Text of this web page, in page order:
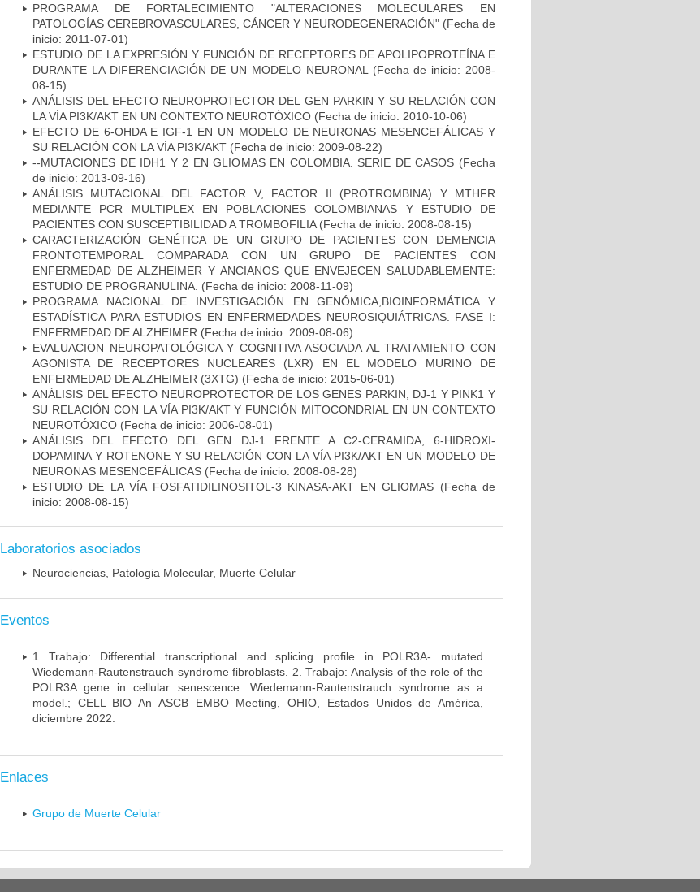
PROGRAMA DE FORTALECIMIENTO "ALTERACIONES MOLECULARES EN
PATOLOGÍAS CEREBROVASCULARES, CÁNCER Y NEURODEGENERACIÓN" (Fecha de
inicio: 2011-07-01)
ESTUDIO DE LA EXPRESIÓN Y FUNCIÓN DE RECEPTORES DE APOLIPOPROTEÍNA E
DURANTE LA DIFERENCIACIÓN DE UN MODELO NEURONAL
(Fecha de inicio: 2008-
08-15)
ANÁLISIS DEL EFECTO NEUROPROTECTOR DEL GEN PARKIN Y SU RELACIÓN CON
LA VÍA PI3K/AKT EN UN CONTEXTO NEUROTÓXICO (Fecha de inicio: 2010-10-06)
EFECTO DE 6-OHDA E IGF-1 EN UN MODELO DE NEURONAS MESENCEFÁLICAS Y
SU RELACIÓN CON LA VÍA PI3K/AKT (Fecha de inicio: 2009-08-22)
--MUTACIONES DE IDH1 Y 2 EN GLIOMAS EN COLOMBIA. SERIE DE CASOS (Fecha
de inicio: 2013-09-16)
ANÁLISIS MUTACIONAL DEL FACTOR V, FACTOR II (PROTROMBINA) Y MTHFR
MEDIANTE PCR MULTIPLEX EN POBLACIONES COLOMBIANAS Y ESTUDIO DE
PACIENTES CON SUSCEPTIBILIDAD A TROMBOFILIA(Fecha de inicio: 2008-08-15)
CARACTERIZACIÓN GENÉTICA DE UN GRUPO DE PACIENTES CON DEMENCIA
FRONTOTEMPORAL COMPARADA CON UN GRUPO DE PACIENTES CON
ENFERMEDAD DE ALZHEIMER Y ANCIANOS QUE ENVEJECEN SALUDABLEMENTE:
ESTUDIO DE PROGRANULINA. (Fecha de inicio: 2008-11-09)
PROGRAMA NACIONAL DE INVESTIGACIÓN EN GENÓMICA,BIOINFORMÁTICA Y
ESTADÍSTICA PARA ESTUDIOS EN ENFERMEDADES NEUROSIQUIÁTRICAS. FASE I:
ENFERMEDAD DE ALZHEIMER (Fecha de inicio: 2009-08-06)
EVALUACION NEUROPATOLÓGICA Y COGNITIVA ASOCIADA AL TRATAMIENTO CON
AGONISTA DE RECEPTORES NUCLEARES (LXR) EN EL MODELO MURINO DE
ENFERMEDAD DE ALZHEIMER (3XTG) (Fecha de inicio: 2015-06-01)
ANÁLISIS DEL EFECTO NEUROPROTECTOR DE LOS GENES PARKIN, DJ-1 Y PINK1 Y
SU RELACIÓN CON LA VÍA PI3K/AKT Y FUNCIÓN MITOCONDRIAL EN UN CONTEXTO
NEUROTÓXICO (Fecha de inicio: 2006-08-01)
ANÁLISIS DEL EFECTO DEL GEN DJ-1 FRENTE A C2-CERAMIDA, 6-HIDROXI-
DOPAMINA Y ROTENONE Y SU RELACIÓN CON LA VÍA PI3K/AKT EN UN MODELO DE
NEURONAS MESENCEFÁLICAS (Fecha de inicio: 2008-08-28)
ESTUDIO DE LA VÍA FOSFATIDILINOSITOL-3 KINASA-AKT EN GLIOMAS (Fecha de
inicio: 2008-08-15)
Laboratorios asociados
Neurociencias, Patologia Molecular, Muerte Celular
Eventos
1 Trabajo: Differential transcriptional and splicing profile in POLR3A- mutated
Wiedemann-Rautenstrauch syndrome fibroblasts. 2. Trabajo: Analysis of the role of the
POLR3A gene in cellular senescence: Wiedemann-Rautenstrauch syndrome as a
model.; CELL BIO An ASCB EMBO Meeting, OHIO, Estados Unidos de América,
diciembre 2022.
Enlaces
Grupo de Muerte Celular